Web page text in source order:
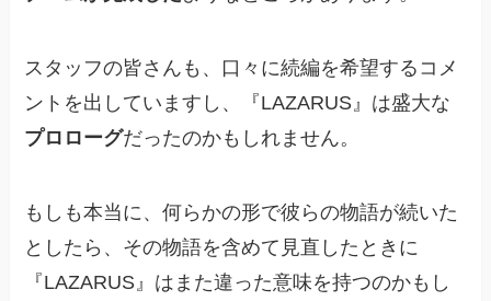
スタッフの皆さんも、口々に続編を希望するコメ
ントを出していますし、『LAZARUS』は盛大な
プロローグだったのかもしれません。
もしも本当に、何らかの形で彼らの物語が続いた
としたら、その物語を含めて見直したときに
『LAZARUS』はまた違った意味を持つのかもし